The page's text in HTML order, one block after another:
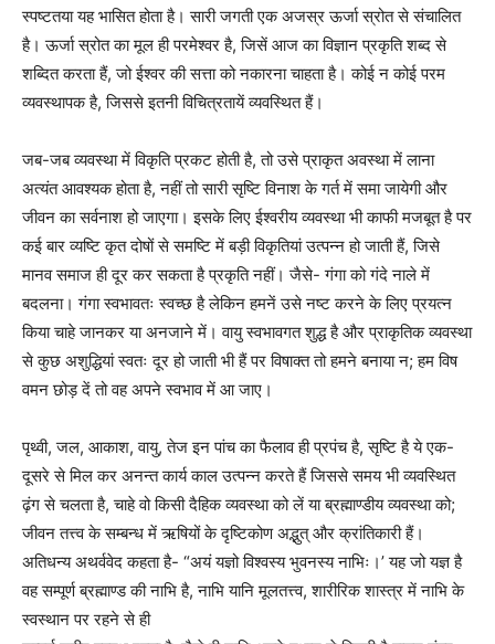
स्पष्टतया यह भासित होता है। सारी जगती एक अजस्र ऊर्जा स्रोत से संचालित
है। ऊर्जा स्रोत का मूल ही परमेश्वर है, जिसें आज का विज्ञान प्रकृति शब्द से
शब्दित करता हैं, जो ईश्वर की सत्ता को नकारना चाहता है। कोई न कोई परम
व्यवस्थापक है, जिससे इतनी विचित्रतायें व्यवस्थित हैं।
जब-जब व्यवस्था में विकृति प्रकट होती है, तो उसे प्राकृत अवस्था में लाना
अत्यंत आवश्यक होता है, नहीं तो सारी सृष्टि विनाश के गर्त में समा जायेगी और
जीवन का सर्वनाश हो जाएगा। इसके लिए ईश्वरीय व्यवस्था भी काफी मजबूत है पर
कई बार व्यष्टि कृत दोषों से समष्टि में बड़ी विकृतियां उत्पन्न हो जाती हैं, जिसे
मानव समाज ही दूर कर सकता है प्रकृति नहीं। जैसे- गंगा को गंदे नाले में
बदलना। गंगा स्वभावतः स्वच्छ है लेकिन हमनें उसे नष्ट करने के लिए प्रयत्न
किया चाहे जानकर या अनजाने में। वायु स्वभावगत शुद्ध है और प्राकृतिक व्यवस्था
से कुछ अशुद्धियां स्वतः दूर हो जाती भी हैं पर विषाक्त तो हमने बनाया न; हम विष
वमन छोड़ दें तो वह अपने स्वभाव में आ जाए।
पृथ्वी, जल, आकाश, वायु, तेज इन पांच का फैलाव ही प्रपंच है, सृष्टि है ये एक-
दूसरे से मिल कर अनन्त कार्य काल उत्पन्न करते हैं जिससे समय भी व्यवस्थित
ढ़ंग से चलता है, चाहे वो किसी दैहिक व्यवस्था को लें या ब्रह्माण्डीय व्यवस्था को;
जीवन तत्त्व के सम्बन्ध में ऋषियों के दृष्टिकोण अद्भुत् और क्रांतिकारी हैं।
अतिधन्य अथर्ववेद कहता है- “अयं यज्ञो विश्वस्य भुवनस्य नाभिः।’ यह जो यज्ञ है
वह सम्पूर्ण ब्रह्माण्ड की नाभि है, नाभि यानि मूलतत्त्व, शारीरिक शास्त्र में नाभि के
स्वस्थान पर रहने से ही